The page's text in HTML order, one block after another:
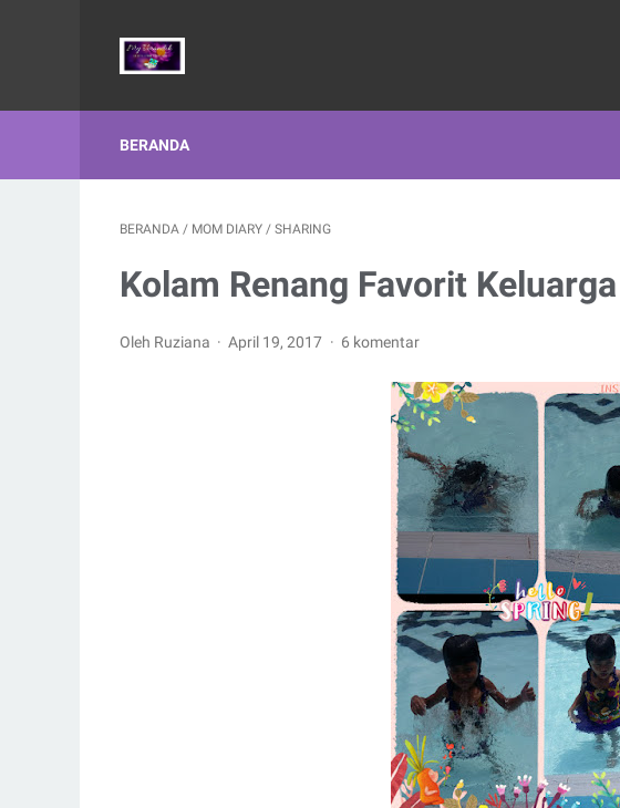
BERANDA
BERANDA / MOM DIARY / SHARING
Kolam Renang Favorit
Oleh Ruziana April 19, 2017 6 komentar